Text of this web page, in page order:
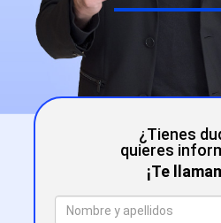
¿Tienes
quieres
¡Te